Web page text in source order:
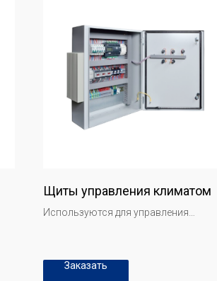
Щиты управления климатом
Используются для управления
комфортные условия для работников
Заказать